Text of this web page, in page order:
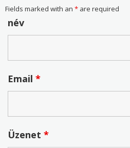
Fields marked with an *are required
név
Email *
Üzenet *